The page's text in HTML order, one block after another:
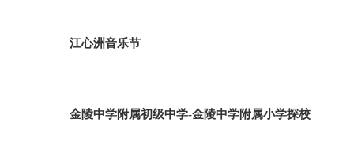
江心洲音乐节
金陵中学附属初级中学-金陵中学附属小学探校